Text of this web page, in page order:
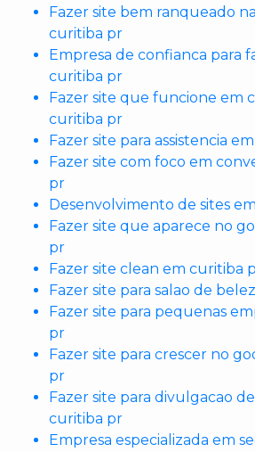
Fazer site bem ranqueado
curitiba pr
Empresa de confianca para
curitiba pr
Fazer site que funcione em
curitiba pr
Fazer site para assistencia
Fazer site com foco em
pr
Desenvolvimento de sites
Fazer site que aparece no
pr
Fazer site clean em curitiba
Fazer site para salao de
Fazer site para pequenas
pr
Fazer site para crescer no
pr
Fazer site para divulgacao
curitiba pr
Empresa especializada em